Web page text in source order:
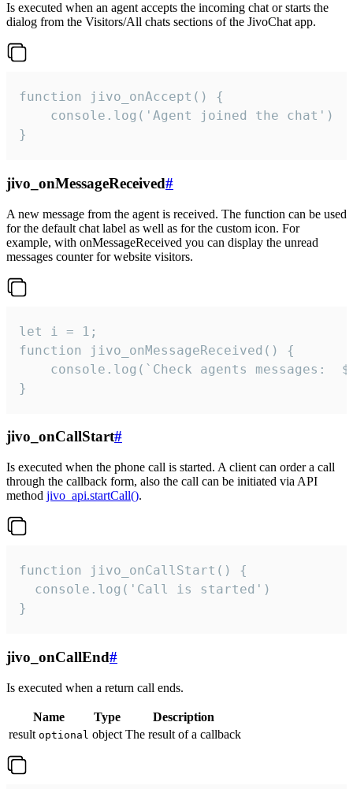
Is executed when an agent accepts the incoming chat or starts the
dialog from the Visitors/All chats sections of the JivoChat app.
function jivo_onAccept() {
}
jivo_onMessageReceived#
A new message from the agent is received. The function can be used
for the default chat label as well as for the custom icon. For
example, with onMessageReceived you can display the unread
messages counter for website visitors.
let i = 1;
function jivo_onMessageReceived() {
}
jivo_onCallStart#
Is executed when the phone call is started. A client can order a call
through the callback form, also the call can be initiated via API
method jivo_api.startCall().
function jivo_onCallStart() {
  console.log('Call is started')
}
jivo_onCallEnd#
Is executed when a return call ends.
Name Type
Description
result optional object The result of a callback